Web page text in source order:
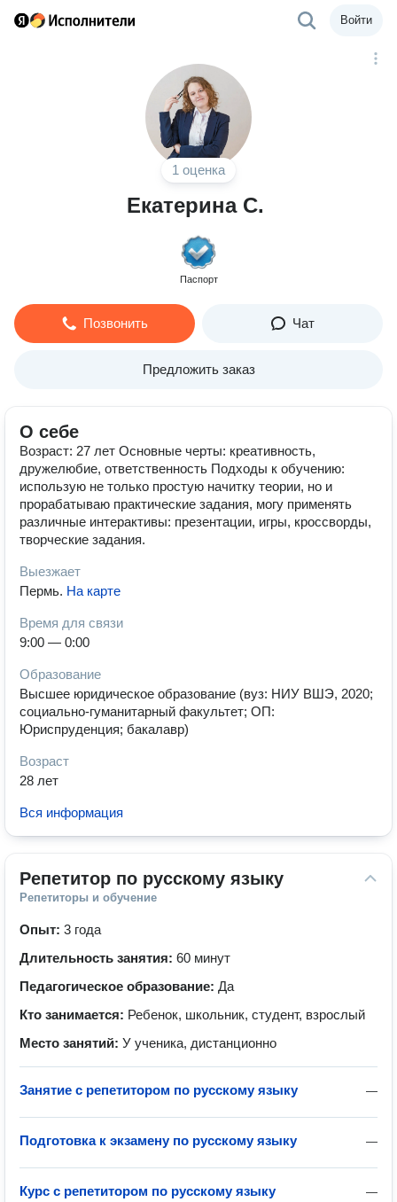
Войти
1 оценка
Екатерина С.
Паспорт
Позвонить Чат
Предложить заказ
О себе
Возраст: 27 лет Основные черты: креативность,
дружелюбие, ответственность Подходы к обучению:
использую не только простую начитку теории, но и
прорабатываю практические задания, могу применять
различные интерактивы: презентации, игры, кроссворды,
творческие задания.
Выезжает
Пермь. На карте
Время для связи
9:00 — 0:00
Образование
Высшее юридическое образование (вуз: НИУ ВШЭ, 2020;
социально-гуманитарный факультет; ОП:
Юриспруденция; бакалавр)
Возраст
28 лет
Вся информация
Репетитор по русскому языку
Репетиторы и обучение
Опыт: 3 года
Длительность занятия: 60 минут
Педагогическое образование: Да
Кто занимается: Ребенок, школьник, студент, взрослый
Место занятий: У ученика, дистанционно
—
Занятие с репетитором по русскому языку
—
Подготовка к экзамену по русскому языку
—
Курс с репетитором по русскому языку